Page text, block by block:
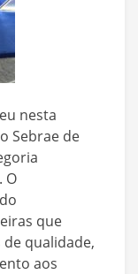
nesta
Sebrae de
O
que
qualidade,
aos